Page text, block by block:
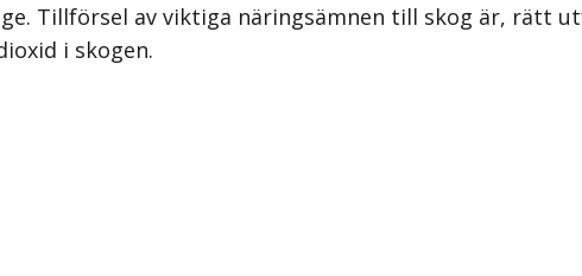
Tillförsel av viktiga näringsämnen till skog är, rätt
i skogen.